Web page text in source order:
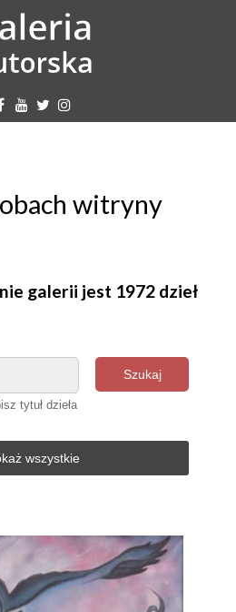
witryny
galerii jest 1972 dzieł
tytuł dzieła
Szukaj
wszystkie